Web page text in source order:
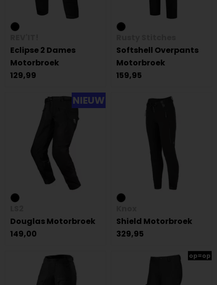
Eclipse 2 Dames
Motorbroek
129,99
Softshell Overpants
Motorbroek
159,95
NIEUW
Douglas Motorbroek
149,00
Shield Motorbroek
329,95
op=op